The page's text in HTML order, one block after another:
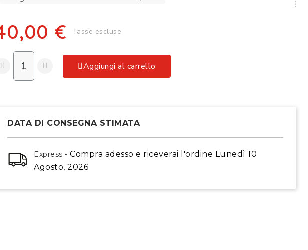
€ Tasse escluse
Aggiungi al carrello
DATA DI CONSEGNA STIMATA
Express -Compra adesso e riceverai l'ordine Lunedì 10
Agosto, 2026